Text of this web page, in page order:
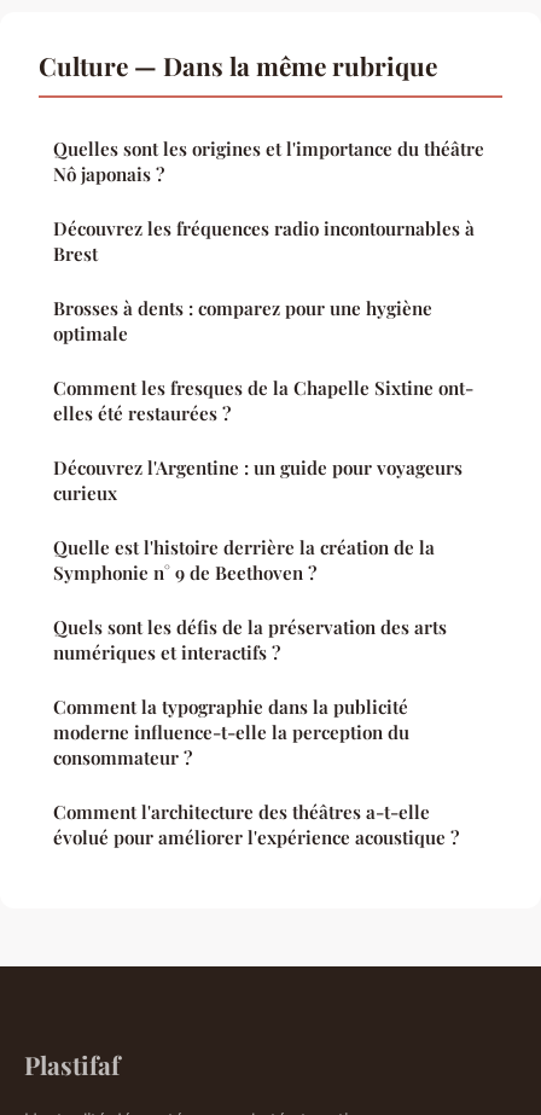
Culture — Dans la même rubrique
Quelles sont les origines et l'importance du théâtre
Nô japonais ?
Découvrez les fréquences radio incontournables à
Brest
Brosses à dents : comparez pour une hygiène
optimale
Comment les fresques de la Chapelle Sixtine ont-
elles été restaurées ?
Découvrez l'Argentine : un guide pour voyageurs
curieux
Quelle est l'histoire derrière la création de la
Symphonie n° 9 de Beethoven ?
Quels sont les défis de la préservation des arts
numériques et interactifs ?
Comment la typographie dans la publicité
moderne influence-t-elle la perception du
consommateur ?
Comment l'architecture des théâtres a-t-elle
évolué pour améliorer l'expérience acoustique ?
Plastifaf